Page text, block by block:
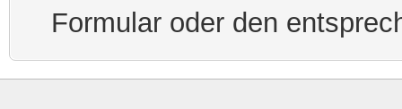
Formular oder den